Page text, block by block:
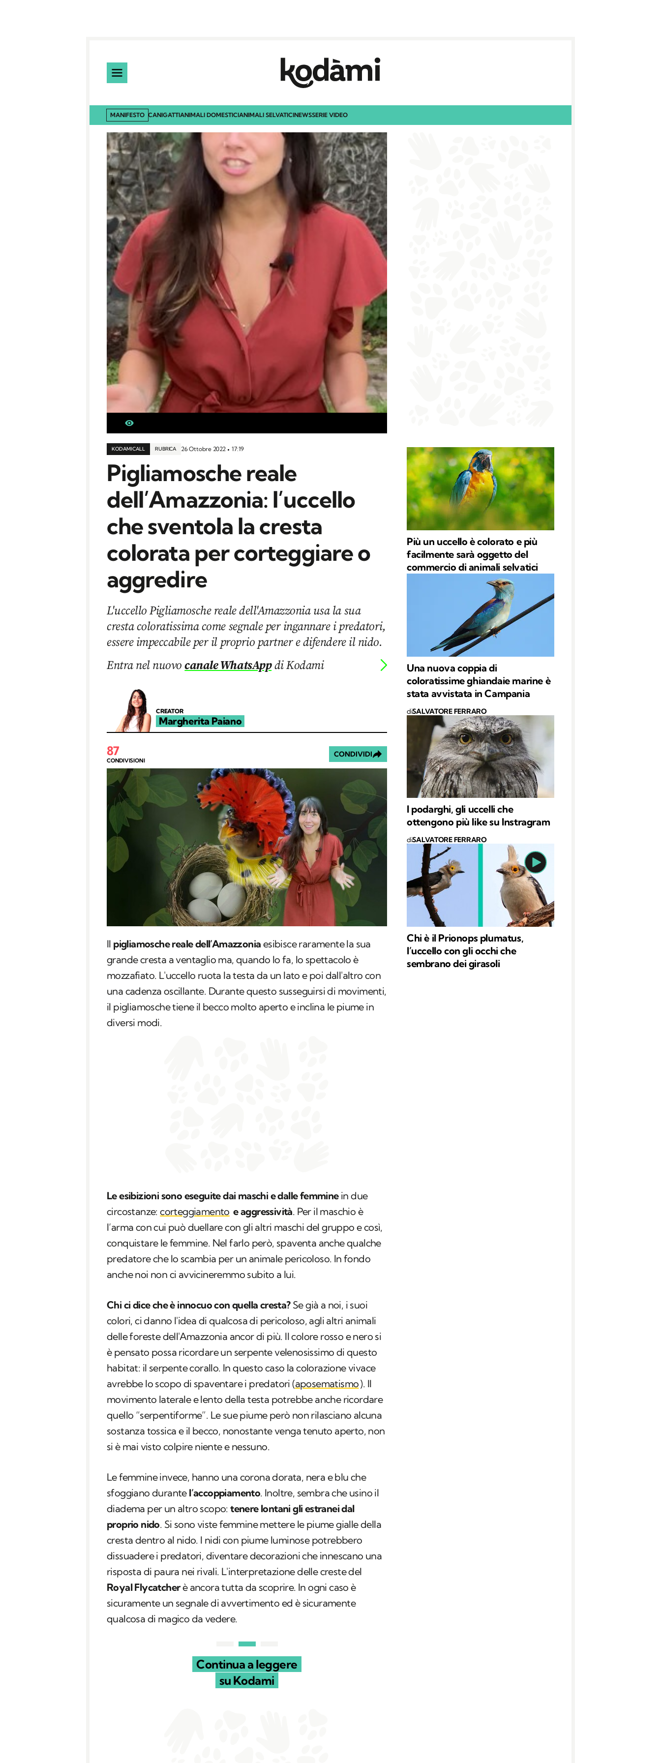
MANIFESTO CANIGATTIANIMALI DOMESTICIANIMALI SELVATICINEWSSERIE VIDEO
KODAMI CALL RUBRICA 26 Ottobre 2022 17:19
Pigliamosche reale
dell’Amazzonia: l’uccello
che sventola la cresta
colorata per corteggiare o
aggredire
L'uccello Pigliamosche reale dell'Amazzonia usa la sua
cresta coloratissima come segnale per ingannare i predatori,
essere impeccabile per il proprio partner e difendere il nido.
Entra nel nuovocanale WhatsAppdi Kodami
CREATOR
Margherita Paiano
87
CONDIVISIONI
CONDIVIDI
Il pigliamosche reale dell’Amazzonia esibisce raramente la sua
grande cresta a ventaglio ma, quando lo fa, lo spettacolo è
mozzafiato. L'uccello ruota la testa da un lato e poi dall'altro con
una cadenza oscillante. Durante questo susseguirsi di movimenti,
il pigliamosche tiene il becco molto aperto e inclina le piume in
diversi modi.
Le esibizioni sono eseguite dai maschi e dalle femminein due
circostanze:corteggiamento e aggressività. Per il maschio è
l’arma con cui può duellare con gli altri maschi del gruppo e così,
conquistare le femmine. Nel farlo però, spaventa anche qualche
predatore che lo scambia per un animale pericoloso. In fondo
anche noi non ci avvicineremmo subito a lui.
Chi ci dice che è innocuo con quella cresta?Se già a noi, i suoi
colori, ci danno l'idea di qualcosa di pericoloso, agli altri animali
delle foreste dell'Amazzonia ancor di più. Il colore rosso e nero si
è pensato possa ricordare un serpente velenosissimo di questo
habitat: il serpente corallo. In questo caso la colorazione vivace
avrebbe lo scopo di spaventare i predatori (aposematismo). Il
movimento laterale e lento della testa potrebbe anche ricordare
quello “serpentiforme”. Le sue piume però non rilasciano alcuna
sostanza tossica e il becco, nonostante venga tenuto aperto, non
si è mai visto colpire niente e nessuno.
Le femmine invece, hanno una corona dorata, nera e blu che
sfoggiano durante l’accoppiamento. Inoltre, sembra che usino il
diadema per un altro scopo:tenere lontani gli estranei dal
proprio nido. Si sono viste femmine mettere le piume gialle della
cresta dentro al nido. I nidi con piume luminose potrebbero
dissuadere i predatori, diventare decorazioni che innescano una
risposta di paura nei rivali. L'interpretazione delle creste del
Royal Flycatcherè ancora tutta da scoprire. In ogni caso è
sicuramente un segnale di avvertimento ed è sicuramente
qualcosa di magico da vedere.
Continua a leggere
su Kodami
Più un uccello è colorato e più
facilmente sarà oggetto del
commercio di animali selvatici
Una nuova coppia di
coloratissime ghiandaie marine è
stata avvistata in Campania
diSALVATORE FERRARO
I podarghi, gli uccelli che
ottengono più like su Instragram
diSALVATORE FERRARO
Chi è il Prionops plumatus,
l’uccello con gli occhi che
sembrano dei girasoli